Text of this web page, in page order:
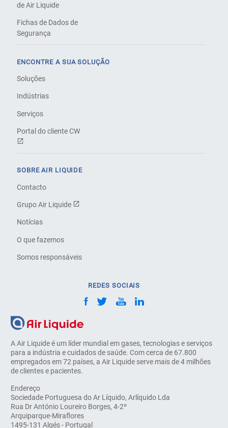
A Air Liquide é um líder mundial em gases, tecnologias e serviços
para a indústria e cuidados de saúde. Com cerca de 67.800
empregados em 72 países, a Air Liquide serve mais de 4 milhões
de clientes e pacientes.
Endereço
Sociedade Portuguesa do Ar Líquido, Arlíquido Lda
Rua Dr António Loureiro Borges, 4-2º
Arquiparque-Miraflores
1495-131 Algés - Portugal
de Air Liquide
Fichas de Dados de
Segurança
ENCONTRE A SUA SOLUÇÃO
Soluções
Indústrias
Serviços
Portal do cliente CW
SOBRE AIR LIQUIDE
Contacto
Grupo Air Liquide
Notícias
O que fazemos
Somos responsáveis
REDES SOCIAIS